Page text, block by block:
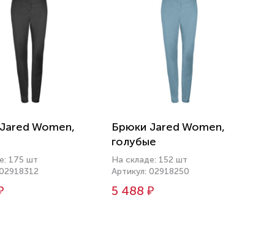
Women,
175 шт
Брюки Jared Women,
голубые
На складе: 152 шт
Артикул: 02918250
5 488 ₽